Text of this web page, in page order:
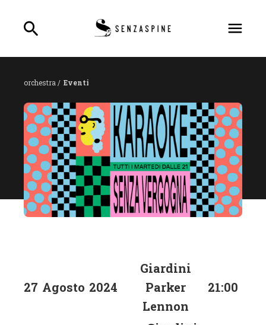
orchestra / Eventi
27 Agosto 2024
Giardini
Parker
Lennon
21:00